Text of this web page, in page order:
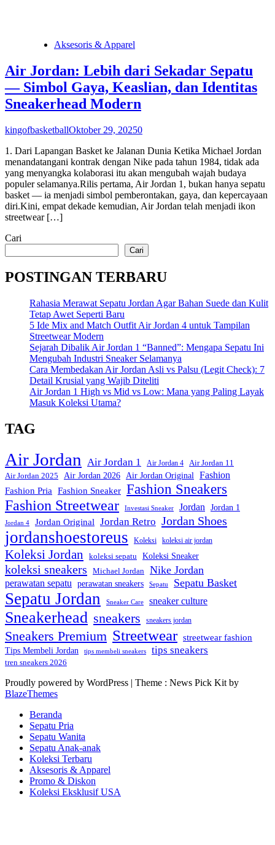
Aksesoris & Apparel
Air Jordan: Lebih dari Sekadar Sepatu
— Simbol Gaya, Keaslian, dan Identitas
Sneakerhead Modern
kingofbasketballOktober 29, 20250
1. Dari Lapangan Basket ke Jalanan Dunia Ketika Michael Jordan
menandatangani kontrak dengan Nike pada tahun 1984, tidak ada
yang menyangka kolaborasi itu akan mengubah wajah budaya
populer selamanya.Rilis pertama, Air Jordan 1, bukan hanya sepatu
basket — ia menjadi simbol pemberontakan, gaya, dan kepercayaan
diri.Kini, empat dekade kemudian, Air Jordan telah menjadi ikon
streetwear […]
Cari
Cari
POSTINGAN TERBARU
Rahasia Merawat Sepatu Jordan Agar Bahan Suede dan Kulit
Tetap Awet Seperti Baru
5 Ide Mix and Match Outfit Air Jordan 4 untuk Tampilan
Streetwear Modern
Sejarah Dibalik Air Jordan 1 “Banned”: Mengapa Sepatu Ini
Mengubah Industri Sneaker Selamanya
Cara Membedakan Air Jordan Asli vs Palsu (Legit Check): 7
Detail Krusial yang Wajib Diteliti
Air Jordan 1 High vs Mid vs Low: Mana yang Paling Layak
Masuk Koleksi Utama?
TAG
Air Jordan Air Jordan 1 Air Jordan 4 Air Jordan 11
Air Jordan 2025 Air Jordan 2026 Air Jordan Original Fashion
Fashion Pria Fashion Sneaker Fashion Sneakers
Fashion Streetwear
Investasi Sneaker Jordan Jordan 1
Jordan 4 Jordan Original Jordan Retro Jordan Shoes
jordanshoestoreus Koleksi koleksi air jordan
Koleksi Jordan koleksi sepatu Koleksi Sneaker
koleksi sneakers Michael Jordan Nike Jordan
perawatan sepatu perawatan sneakers Sepatu Sepatu Basket
Sepatu Jordan Sneaker Care sneaker culture
Sneakerhead sneakers sneakers jordan
Sneakers Premium Streetwear streetwear fashion
Tips Membeli Jordan tips membeli sneakers tips sneakers
tren sneakers 2026
Proudly powered by WordPress | Theme : News Pick Kit by
BlazeThemes
Beranda
Sepatu Pria
Sepatu Wanita
Sepatu Anak-anak
Koleksi Terbaru
Aksesoris & Apparel
Promo & Diskon
Koleksi Eksklusif USA